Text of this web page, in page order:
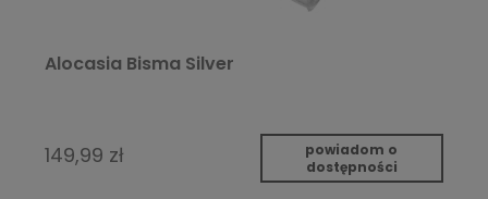
Alocasia Bisma Silver
149,99 zł
powiadom o
dostępności